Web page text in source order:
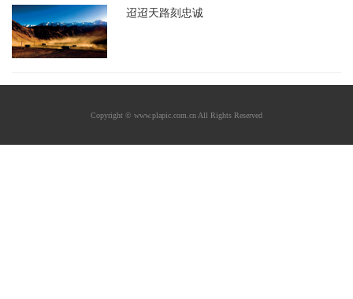
迢迢天路刻忠诚
Copyright © www.plapic.com.cn All Rights Reserved